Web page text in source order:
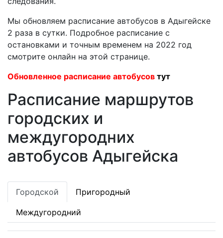
Мы обновляем расписание автобусов в Адыгейске
2 раза в сутки. Подробное расписание с
остановками и точным временем на 2022 год
смотрите онлайн на этой странице.
Обновленное расписание автобусов тут
Расписание маршрутов
городских и
междугородних
автобусов Адыгейска
Городской Пригородный
Междугородний